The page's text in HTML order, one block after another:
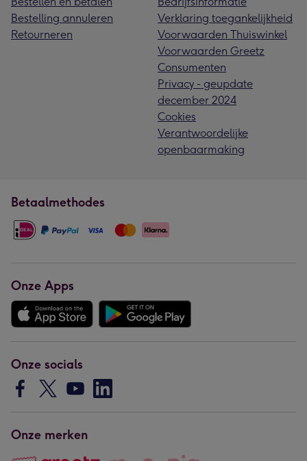
Bestelling annuleren
Retourneren
Verklaring toegankelijkheid
Voorwaarden Thuiswinkel
Voorwaarden Greetz
Consumenten
Privacy - geupdate
december 2024
Cookies
Verantwoordelijke
openbaarmaking
Betaalmethodes
Onze Apps
Onze socials
Onze merken